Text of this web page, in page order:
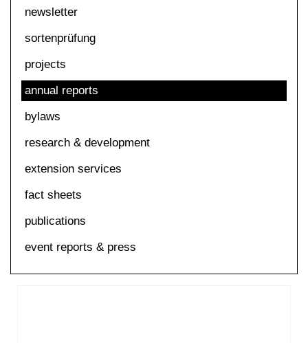
newsletter
sortenprüfung
projects
annual reports
bylaws
research & development
extension services
fact sheets
publications
event reports & press